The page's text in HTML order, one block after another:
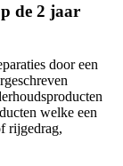
de 2 jaar
door een
welke een
rijgedrag,